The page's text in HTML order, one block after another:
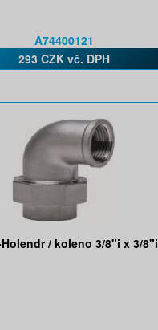
A74400121
293 CZK vč. DPH
Holendr / koleno 3/8"i x 3/8"i